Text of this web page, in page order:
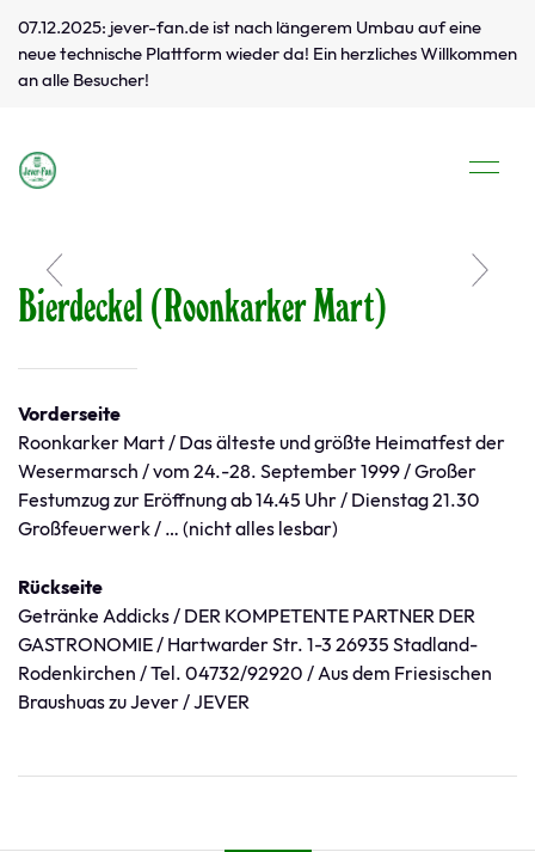
07.12.2025: jever-fan.de ist nach längerem Umbau auf eine
neue technische Plattform wieder da! Ein herzliches Willkommen
an alle Besucher!
Bierdeckel (Roonkarker Mart)
Vorderseite
Roonkarker Mart / Das älteste und größte Heimatfest der
Wesermarsch / vom 24.-28. September 1999 / Großer
Festumzug zur Eröffnung ab 14.45 Uhr / Dienstag 21.30
Großfeuerwerk / … (nicht alles lesbar)
Rückseite
Getränke Addicks / DER KOMPETENTE PARTNER DER
GASTRONOMIE / Hartwarder Str. 1-3 26935 Stadland-
Rodenkirchen / Tel. 04732/92920 / Aus dem Friesischen
Braushuas zu Jever / JEVER